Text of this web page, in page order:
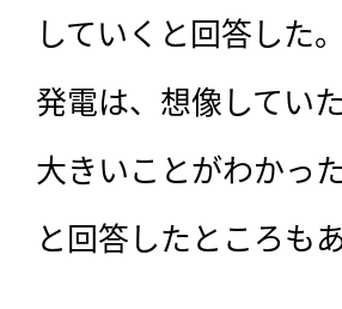
していくと回答した
発電は、想像してい
大きいことがわかっ
と回答したところも